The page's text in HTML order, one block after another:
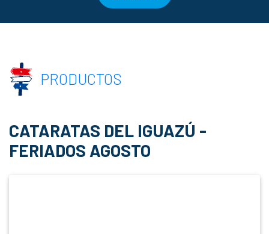
PRODUCTOS
CATARATAS DEL IGUAZÚ -
FERIADOS AGOSTO